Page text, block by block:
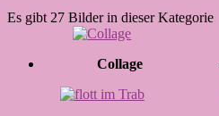
Es gibt 27 Bilder in dieser Kategorie
Collage